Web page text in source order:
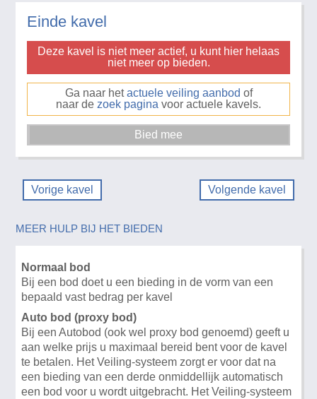
Einde kavel
Deze kavel is niet meer actief, u kunt hier helaas
niet meer op bieden.
Ga naar hetactuele veiling aanbod of
naar de zoek pagina voor actuele kavels.
Vorige kavel Volgende kavel
MEER HULP BIJ HET BIEDEN
Normaal bod
Bij een bod doet u een bieding in de vorm van een
bepaald vast bedrag per kavel
Auto bod (proxy bod)
Bij een Autobod (ook wel proxy bod genoemd) geeft u
aan welke prijs u maximaal bereid bent voor de kavel
te betalen. Het Veiling-systeem zorgt er voor dat na
een bieding van een derde onmiddellijk automatisch
een bod voor u wordt uitgebracht. Het Veiling-systeem